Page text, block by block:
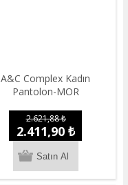
A&C Complex Kadın
Pantolon-MOR
2.621,88 ₺
2.411,90 ₺